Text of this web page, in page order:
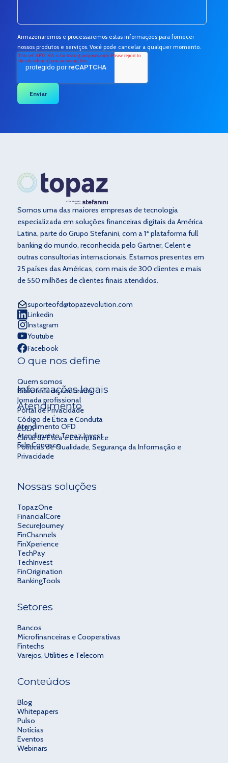
Armazenaremos e processaremos estas informações para fornecer
nossos produtos e serviços. Você pode cancelar a qualquer momento.
Somos uma das maiores empresas de tecnologia
especializada em soluções financeiras digitais da América
Latina, parte do Grupo Stefanini, com a 1ª plataforma full
banking do mundo, reconhecida pelo Gartner, Celent e
outras consultorias internacionais. Estamos presentes em
25 países das Américas, com mais de 300 clientes e mais
de 550 milhões de clientes finais atendidos.
suporteofd@topazevolution.com
Linkedin
Instagram
Youtube
Facebook
O que nos define
Quem somos
Biblioteca de conteúdo
Jornada profissional
Atendimento
Atendimento OFD
Atendimento Topaz Invest
Fale Conosco
Informações legais
Portal de Privacidade
Código de Ética e Conduta
EULA
Canal de Ética e Compliance
Políticas de Qualidade, Segurança da Informação e
Privacidade
Nossas soluções
TopazOne
FinancialCore
SecureJourney
FinChannels
FinXperience
TechPay
TechInvest
FinOrigination
BankingTools
Setores
Bancos
Microfinanceiras e Cooperativas
Fintechs
Varejos, Utilities e Telecom
Conteúdos
Blog
Whitepapers
Pulso
Notícias
Eventos
Webinars